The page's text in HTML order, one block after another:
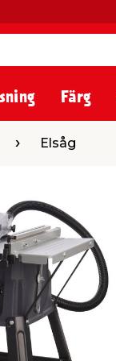
Färg
Elsåg